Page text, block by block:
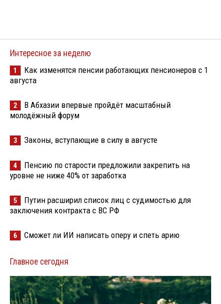
Интересное за неделю
1
Как изменятся пенсии работающих пенсионеров с 1
августа
2
В Абхазии впервые пройдёт масштабный
молодёжный форум
3 Законы, вступающие в силу в августе
4
Пенсию по старости предложили закрепить на
уровне не ниже 40% от заработка
5
Путин расширил список лиц с судимостью для
заключения контракта с ВС РФ
6 Сможет ли ИИ написать оперу и спеть арию
Главное сегодня